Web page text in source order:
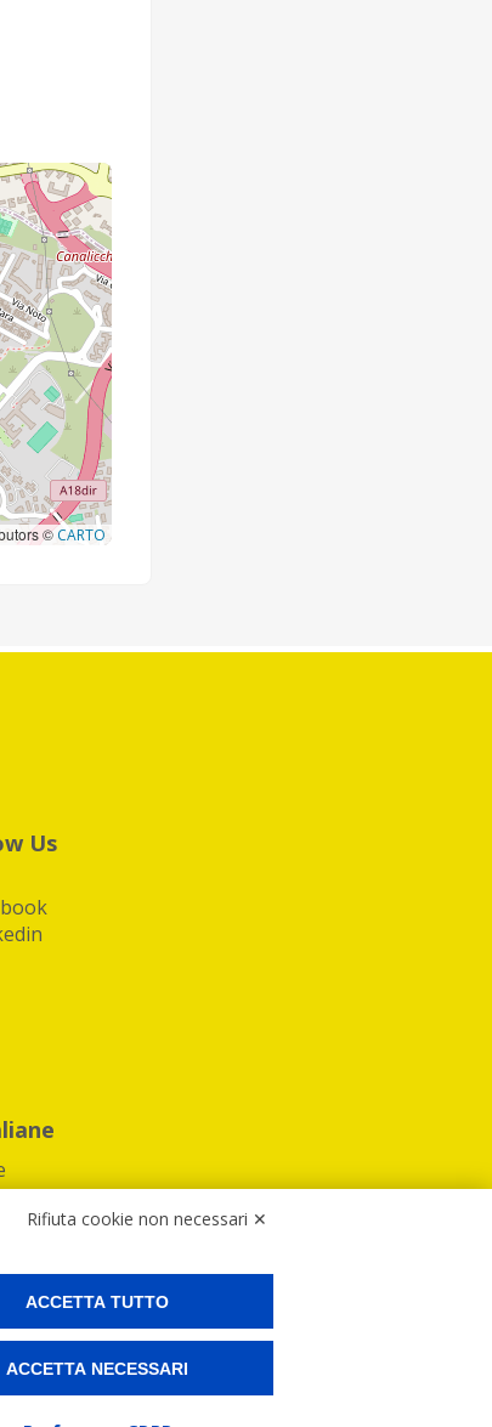
©CARTO
Us
Cookies
i tuoi pacchi.
Rifiuta cookie non necessari ✕
ACCETTA TUTTO
ACCETTA NECESSARI